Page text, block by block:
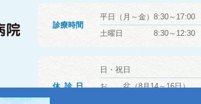
診療時間
平日（月～金）8:30～17:00
土曜日 8:30～12:30
休診日
日・祝日
お 盆（8月14～16日）